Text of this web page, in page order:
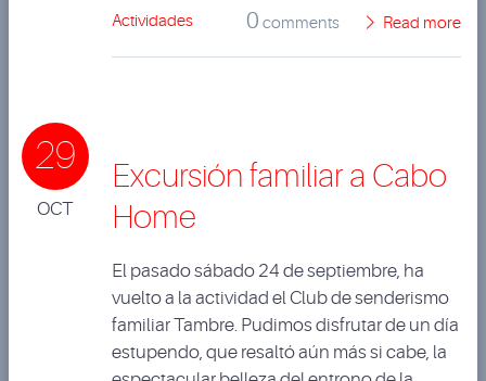
Actividades 0 comments Read more
29
OCT
Excursión familiar a Cabo
Home
El pasado sábado 24 de septiembre, ha
vuelto a la actividad el Club de senderismo
familiar Tambre. Pudimos disfrutar de un día
estupendo, que resaltó aún más si cabe, la